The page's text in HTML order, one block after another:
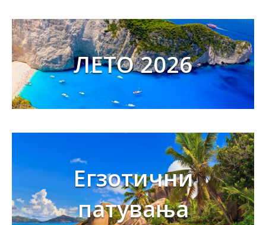
ЛЕТО 2026
Егзотични
патувања